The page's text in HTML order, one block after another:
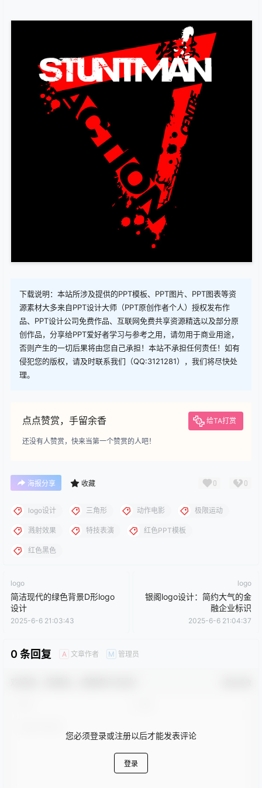
下载说明：本站所涉及提供的PPT模板、PPT图片、PPT图表等资
源素材大多来自PPT设计大师（PPT原创作者个人）授权发布作
品、PPT设计公司免费作品、互联网免费共享资源精选以及部分原
创作品，分享给PPT爱好者学习与参考之用，请勿用于商业用途，
否则产生的一切后果将由您自己承担！本站不承担任何责任！如有
侵犯您的版权，请及时联系我们（QQ:3121281），我们将尽快处
理。
点点赞赏，手留余香 给TA打赏
还没有人赞赏，快来当第一个赞赏的人吧！
海报分享 收藏 0 0
logo设计 三角形 动作电影 极限运动
溅射效果 特技表演 红色PPT模板
红色黑色
logo
简洁现代的绿色背景D形logo
设计
2025-6-6 21:03:43
logo
银阁logo设计：简约大气的金
融企业标识
2025-6-6 21:04:37
0 条回复 A 文章作者 M 管理员
您必须登录或注册以后才能发表评论
登录